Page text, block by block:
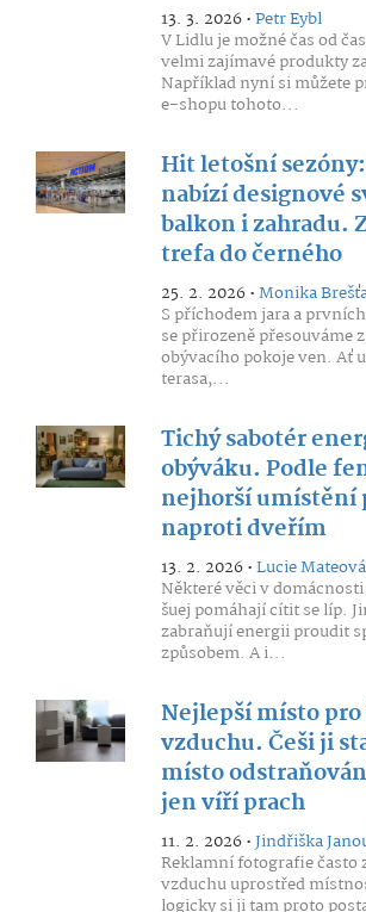
13. 3. 2026 •Petr Eybl
V Lidlu je možné čas od
velmi zajímavé produkty
Například nyní si můžete
e-shopu tohoto...
Hit letošní
nabízí designové
balkon i zahradu.
trefa do černého
25. 2. 2026 •Monika
S příchodem jara a
se přirozeně přesouváme
obývacího pokoje ven. Ať
terasa,...
Tichý sabotér
obýváku. Podle
nejhorší umístění
naproti dveřím
13. 2. 2026 •Lucie Mateová
Některé věci v
šuej pomáhají cítit se líp.
zabraňují energii proudit
způsobem. A i...
Nejlepší místo
vzduchu. Češi ji
místo
jen víří prach
11. 2. 2026 •Jindřiška
Reklamní fotografie často
vzduchu uprostřed
logicky si ji tam proto